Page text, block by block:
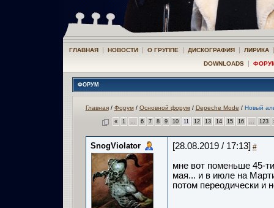
ГЛАВНАЯ | НОВОСТИ | О ГРУППЕ | ДИСКОГРАФИЯ | ЛИРИКА
DOWNLOADS |
ФОРУМ
Главная/ Форум/ Основной форум/ Depeche Mode / Новый
« 1 ... 6 7 8 9 10 11 12 13 14 15 16 ... 123
SnogViolator [28.08.2019 / 17:13] #
мне вот поменьше 45-
мая... и в июле на
потом переодически и